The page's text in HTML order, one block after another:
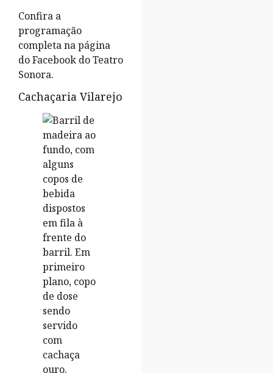
Confira a
programação
completa na página
do Facebook do Teatro
Sonora.
Cachaçaria Vilarejo